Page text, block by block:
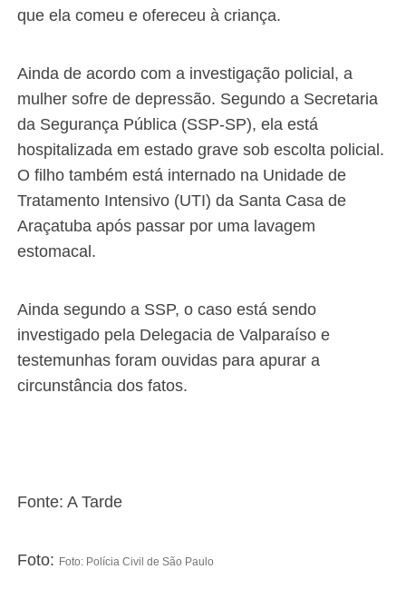
que ela comeu e ofereceu à criança.
Ainda de acordo com a investigação policial, a
mulher sofre de depressão. Segundo a Secretaria
da Segurança Pública (SSP-SP), ela está
hospitalizada em estado grave sob escolta policial.
O filho também está internado na Unidade de
Tratamento Intensivo (UTI) da Santa Casa de
Araçatuba após passar por uma lavagem
estomacal.
Ainda segundo a SSP, o caso está sendo
investigado pela Delegacia de Valparaíso e
testemunhas foram ouvidas para apurar a
circunstância dos fatos.
Fonte: A Tarde
Foto: Foto: Polícia Civil de São Paulo